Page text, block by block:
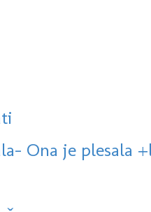
Ona je plesala